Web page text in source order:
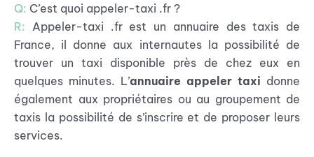
Q: C’est quoi appeler-taxi .fr ?
R: Appeler-taxi .fr est un annuaire des taxis de
France, il donne aux internautes la possibilité de
trouver un taxi disponible près de chez eux en
quelques minutes. L’annuaire appeler taxi donne
également aux propriétaires ou au groupement de
taxis la possibilité de s’inscrire et de proposer leurs
services.